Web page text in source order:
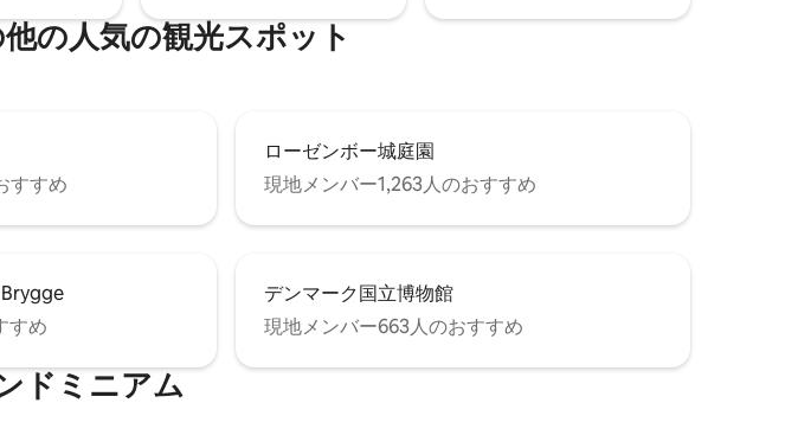
の人⁠気⁠の観⁠光⁠ス⁠ポ⁠ッ⁠ト
すすめ
ローゼンボー城庭園
現地メンバー1,263人のおすすめ
すめ
デンマーク国立博物館
現地メンバー663人のおすすめ
ドミニアム